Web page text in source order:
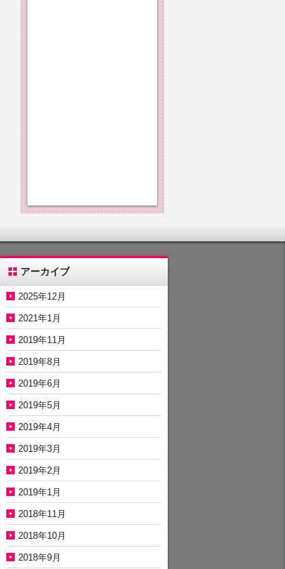
アーカイブ
2025年12月
2021年1月
2019年11月
2019年8月
2019年6月
2019年5月
2019年4月
2019年3月
2019年2月
2019年1月
2018年11月
2018年10月
2018年9月